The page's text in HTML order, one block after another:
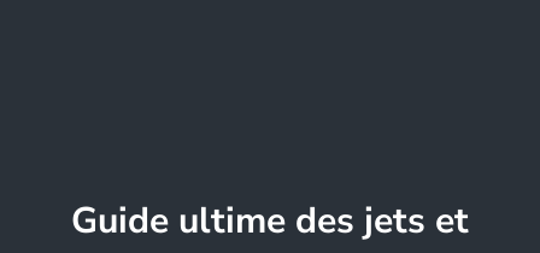
Guide ultime des jets et